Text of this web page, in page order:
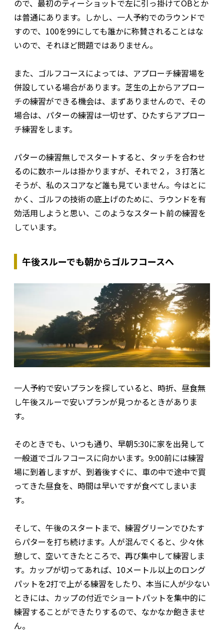
ので、最初のティーショットで左に引っ掛けてOBとか
は普通にあります。しかし、一人予約でのラウンドで
すので、100を99にしても誰かに称賛されることはな
いので、それほど問題ではありません。
また、ゴルフコースによっては、アプローチ練習場を
併設している場合があります。芝生の上からアプロー
チの練習ができる機会は、まずありませんので、その
場合は、パターの練習は一切せず、ひたすらアプロー
チ練習をします。
パターの練習無しでスタートすると、タッチを合わせ
るのに数ホールは掛かりますが、それで２，３打落と
そうが、私のスコアなど誰も見ていません。今はとに
かく、ゴルフの技術の底上げのために、ラウンドを有
効活用しようと思い、このようなスタート前の練習を
しています。
午後スルーでも朝からゴルフコースへ
一人予約で安いプランを探していると、時折、昼食無
し午後スルーで安いプランが見つかるときがありま
す。
そのときでも、いつも通り、早朝5:30に家を出発して
一般道でゴルフコースに向かいます。9:00前には練習
場に到着しますが、到着後すぐに、車の中で途中で買
ってきた昼食を、時間は早いですが食べてしまいま
す。
そして、午後のスタートまで、練習グリーンでひたす
らパターを打ち続けます。人が混んでくると、少々休
憩して、空いてきたところで、再び集中して練習しま
す。カップが切ってあれば、10メートル以上のロング
パットを2打で上がる練習をしたり、本当に人が少ない
ときには、カップの付近でショートパットを集中的に
練習することができたりするので、なかなか飽きませ
ん。